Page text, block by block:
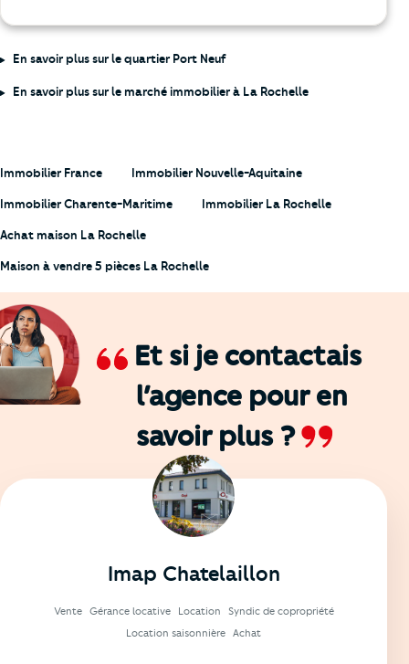
En savoir plus sur le quartier Port Neuf
En savoir plus sur le marché immobilier à La Rochelle
Immobilier France Immobilier Nouvelle-Aquitaine
Immobilier Charente-Maritime Immobilier La Rochelle
Achat maison La Rochelle
Maison à vendre 5 pièces La Rochelle
Et si je contactais
l’agence pour en
savoir plus ?
Imap Chatelaillon
Vente Gérance locative Location
Syndic de copropriété
Location saisonnière Achat